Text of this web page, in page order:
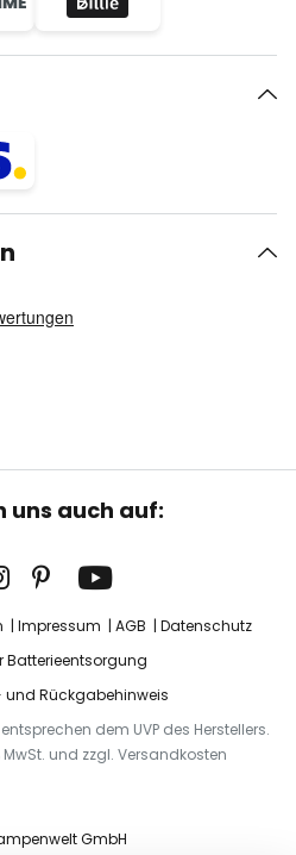
uns auch auf:
Impressum AGB
Datenschutz
Batterieentsorgung
Rückgabehinweis
dem UVP des Herstellers.
MwSt. und zzgl. Versandkosten
GmbH